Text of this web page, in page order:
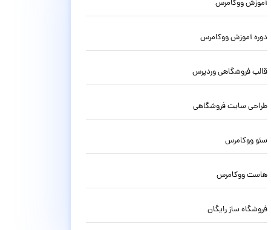
آموزش ووکامرس
دوره آموزش ووکامرس
قالب فروشگاهی وردپرس
طراحی سایت فروشگاهی
سئو ووکامرس
هاست ووکامرس
فروشگاه ساز رایگان